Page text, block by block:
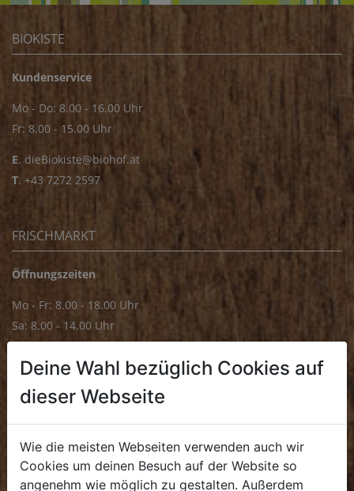
BIOKISTE
Kundenservice
Mo - Do: 8.00 - 16.00 Uhr
Fr: 8.00 - 15.00 Uhr
E. dieBiokiste@biohof.at
T. +43 7272 2597
FRISCHMARKT
Öffnungszeiten
Mo - Fr: 8.00 - 18.00 Uhr
Sa: 8.00 - 14.00 Uhr
Mo - Fr: 8.00 - 16.00 Uhr
. +43 7272 4859 70
Deine Wahl bezüglich Cookies auf
dieser Webseite
Wie die meisten Webseiten verwenden auch wir
Cookies um deinen Besuch auf der Website so
angenehm wie möglich zu gestalten. Außerdem